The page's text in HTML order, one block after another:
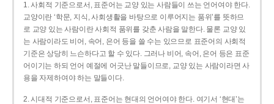
1. 사회적 기준으로서, 표준어는 교양 있는 사람들이 쓰는 언어여야 한다.
교양이란 ‘학문, 지식, 사회생활을 바탕으로 이루어지는 품위’를 뜻하므
로 교양 있는 사람이란 사회적 품위를 갖춘 사람을 말한다. 물론 교양 있
는 사람이라도 비어, 속어, 은어 등을 쓸 수는 있으므로 표준어의 사회적
기준은 상당히 느슨하다고 할 수 있다. 그러나 비어, 속어, 은어 등은 표준
어이기는 하되 언어 예절에 어긋난 말들이므로, 교양 있는 사람이라면 사
용을 자제하여야 하는 말들이다.
2. 시대적 기준으로서, 표준어는 현대의 언어여야 한다. 여기서 ‘현대’는